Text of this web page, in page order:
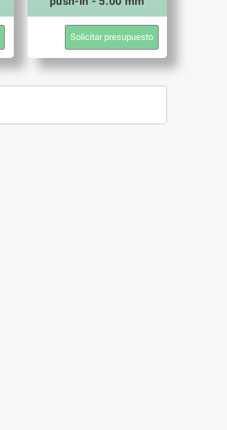
Solicitar presupuesto